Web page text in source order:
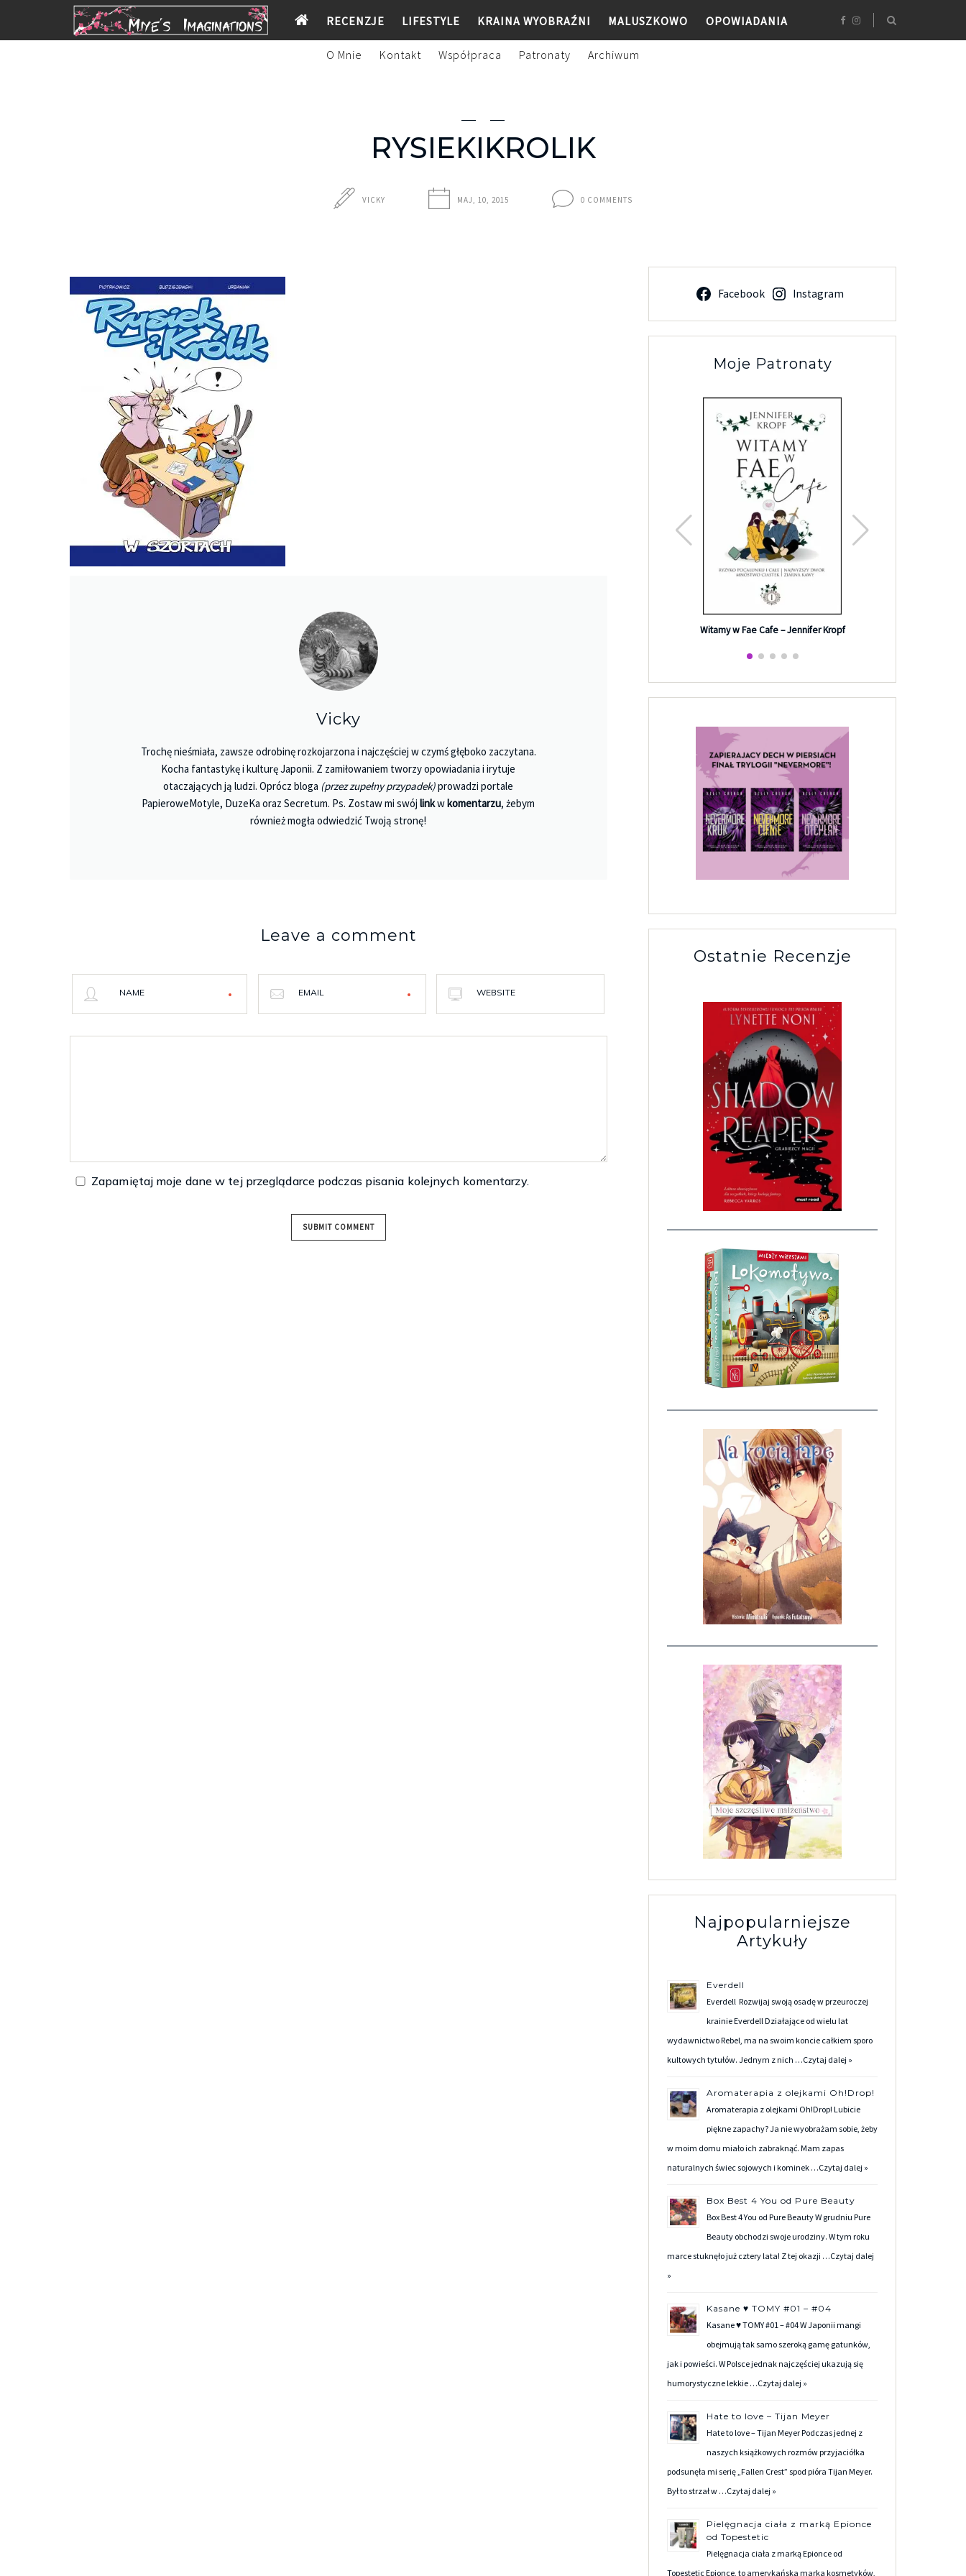
RECENZJE LIFESTYLE KRAINA WYOBRAŹNI MALUSZKOWO OPOWIADANIA
O Mnie Kontakt Współpraca Patronaty Archiwum
RYSIEKIKROLIK
VICKY MAJ, 10, 2015 0 COMMENTS
Vicky
Trochę nieśmiała, zawsze odrobinę rozkojarzona i najczęściej w czymś głęboko zaczytana.
Kocha fantastykę i kulturę Japonii. Z zamiłowaniem tworzy opowiadania i irytuje
otaczających ją ludzi. Oprócz bloga (przez zupełny przypadek)prowadzi portale
PapieroweMotyle, DuzeKa oraz Secretum. Ps. Zostaw mi swójlinkw komentarzu, żebym
również mogła odwiedzić Twoją stronę!
Leave a comment
NAME EMAIL WEBSITE
Zapamiętaj moje dane w tej przeglądarce podczas pisania kolejnych komentarzy.
Facebook Instagram
Moje Patronaty
Witamy w Fae Cafe – Jennifer Kropf
Ostatnie Recenzje
Najpopularniejsze
Artykuły
Everdell
Everdell Rozwijaj swoją osadę w przeuroczej
krainie Everdell Działające od wielu lat
wydawnictwo Rebel, ma na swoim koncie całkiem sporo
kultowych tytułów. Jednym z nich …Czytaj dalej »
Aromaterapia z olejkami Oh!Drop!
Aromaterapia z olejkami Oh!Drop! Lubicie
piękne zapachy? Ja nie wyobrażam sobie, żeby
w moim domu miało ich zabraknąć. Mam zapas
naturalnych świec sojowych i kominek …Czytaj dalej »
Box Best 4 You od Pure Beauty
Box Best 4 You od Pure Beauty W grudniu Pure
Beauty obchodzi swoje urodziny. W tym roku
marce stuknęło już cztery lata! Z tej okazji …Czytaj dalej
»
Kasane ♥ TOMY #01 – #04
Kasane ♥ TOMY #01 – #04 W Japonii mangi
obejmują tak samo szeroką gamę gatunków,
jak i powieści. W Polsce jednak najczęściej ukazują się
humorystyczne lekkie …Czytaj dalej »
Hate to love – Tijan Meyer
Hate to love – Tijan Meyer Podczas jednej z
naszych książkowych rozmów przyjaciółka
podsunęła mi serię „Fallen Crest” spod pióra Tijan Meyer.
Był to strzał w …Czytaj dalej »
Pielęgnacja ciała z marką Epionce
od Topestetic
Pielęgnacja ciała z marką Epionce od
Topestetic Epionce, to amerykańska marka kosmetyków,